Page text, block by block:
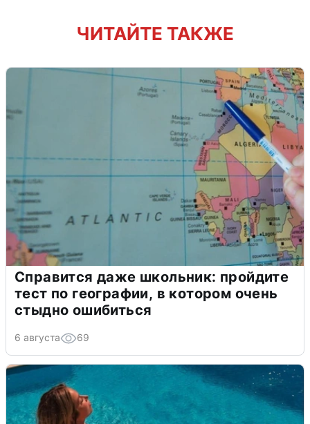
ЧИТАЙТЕ ТАКЖЕ
Справится даже школьник: пройдите
тест по географии, в котором очень
стыдно ошибиться
6 августа 69